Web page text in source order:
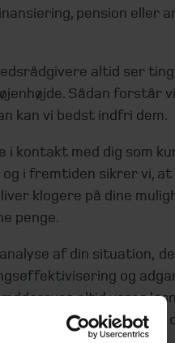
pension eller
altid ser
Sådan forstår vi
kan vi bedst indfri dem.
i kontakt med dig som
i fremtiden sikrer vi, at
klogere på dine
penge.
af din situation,
og
altid vores
passer sammen - og at